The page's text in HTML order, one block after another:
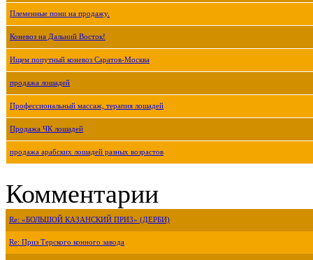
Племенные пони на продажу.
Коневоз на Дальний Восток!
Ищем попутный коневоз Саратов-Москва
продажа лошадей
Профессиональный массаж, терапия лошадей
Продажа ЧК лошадей
продажа арабских лошадей разных возрастов
Комментарии
Re: «БОЛЬШОЙ КАЗАНСКИЙ ПРИЗ» (ДЕРБИ)
Re: Приз Терского конного завода